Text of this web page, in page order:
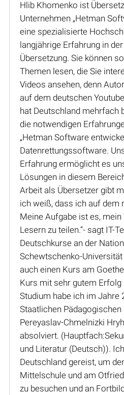
Hlib Khomenko ist
Unternehmen „Hetman
eine spezialisierte
langjährige Erfahrung in
Übersetzung. Sie können
Themen lesen, die Sie
Videos ansehen, denn
auf dem deutschen
hat Deutschland mehrfach
die notwendigen
„Hetman Software
Datenrettungssoftware.
Erfahrung ermöglicht es
Lösungen in diesem
Arbeit als Übersetzer gibt
ich weiß, dass ich auf dem
Meine Aufgabe ist es,
Lesern zu teilen.“- sagt IT-
Deutschkurse an der
Schewtschenko-
auch einen Kurs am
Kurs mit sehr gutem Erfolg
Studium habe ich im Jahre
Staatlichen
Pereyaslav-Chmelnizki
absolviert.
und Literatur (Deutsch)).
Deutschland gereist, um
Mittelschule und am
zu besuchen und an